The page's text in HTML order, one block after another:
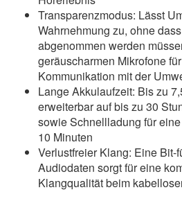
Transparenzmodus: Lässt
Wahrnehmung zu, ohne
abgenommen werden
geräuscharmen Mikrofone
Kommunikation mit der
Lange Akkulaufzeit: Bis zu
erweiterbar auf bis zu 30
sowie Schnellladung für
10 Minuten
Verlustfreier Klang: Eine Bit-
Audiodaten sorgt für eine
Klangqualität beim